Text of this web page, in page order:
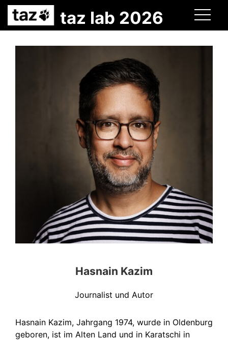
taz lab 2026
Hasnain Kazim
Journalist und Autor
Hasnain Kazim, Jahrgang 1974, wurde in Oldenburg
geboren, ist im Alten Land und in Karatschi in